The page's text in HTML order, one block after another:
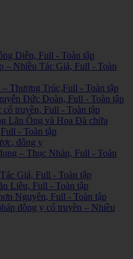
Diễn, Full - Toàn tập
– Nhiều Tác Giả, Full - Toàn
Thượng Trúc,Full - Toàn tập
Đức Đoàn, Full - Toàn tập
cổ truyền, Full - Toàn tập
Lãn Ông và Hoa Đà chữa
- Toàn tập
đông y
– Thục Nhàn, Full - Toàn
Giả, Full - Toàn tập
Liêu, Full - Toàn tập
Nguyên, Full - Toàn tập
đông y cổ truyền – Nhiều